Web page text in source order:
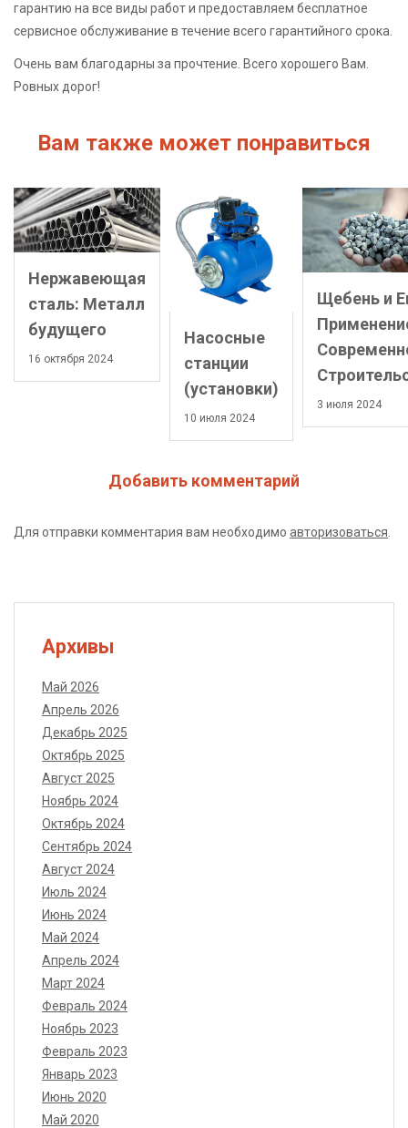
гарантию на все виды работ и предоставляем бесплатное
сервисное обслуживание в течение всего гарантийного срока.
Очень вам благодарны за прочтение. Всего хорошего Вам.
Ровных дорог!
Вам также может понравиться
Нержавеющая
сталь: Металл
будущего
16 октября 2024
Насосные
станции
(установки)
10 июля 2024
Щебень и
3 июля 2024
Добавить комментарий
Для отправки комментария вам необходимо авторизоваться
Архивы
Май 2026
Апрель 2026
Декабрь 2025
Октябрь 2025
Август 2025
Ноябрь 2024
Октябрь 2024
Сентябрь 2024
Август 2024
Июль 2024
Июнь 2024
Май 2024
Апрель 2024
Март 2024
Февраль 2024
Ноябрь 2023
Февраль 2023
Январь 2023
Июнь 2020
Май 2020